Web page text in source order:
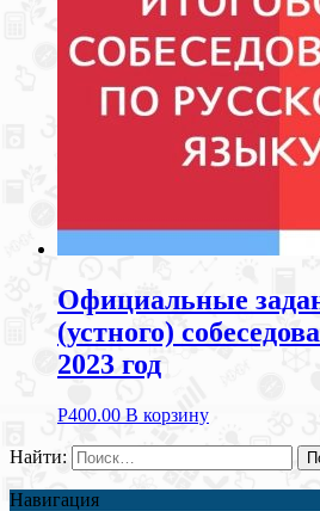
Официальные
(устного)
2023 год
Р400.00 В корзину
Найти:
Навигация